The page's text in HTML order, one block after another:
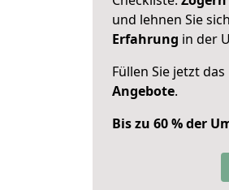
und lehnen Sie
Erfahrung in der
Füllen Sie jetzt
Angebote.
Bis zu 60 % der